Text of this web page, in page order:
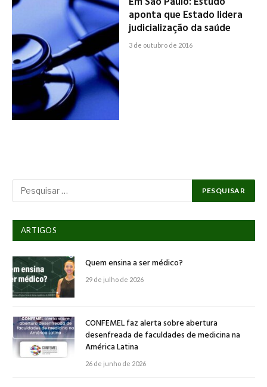
aponta que Estado lidera
judicialização da saúde
3 de outubro de 2016
ARTIGOS
Quem ensina a ser médico?
29 de julho de 2026
CONFEMEL faz alerta sobre abertura
desenfreada de faculdades de medicina na
América Latina
26 de junho de 2026